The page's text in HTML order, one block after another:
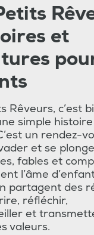
et
Rêveurs, c’est
simple
un rendez-
et se
fables et
l’âme
partagent des
réfléchir,
et
valeurs.